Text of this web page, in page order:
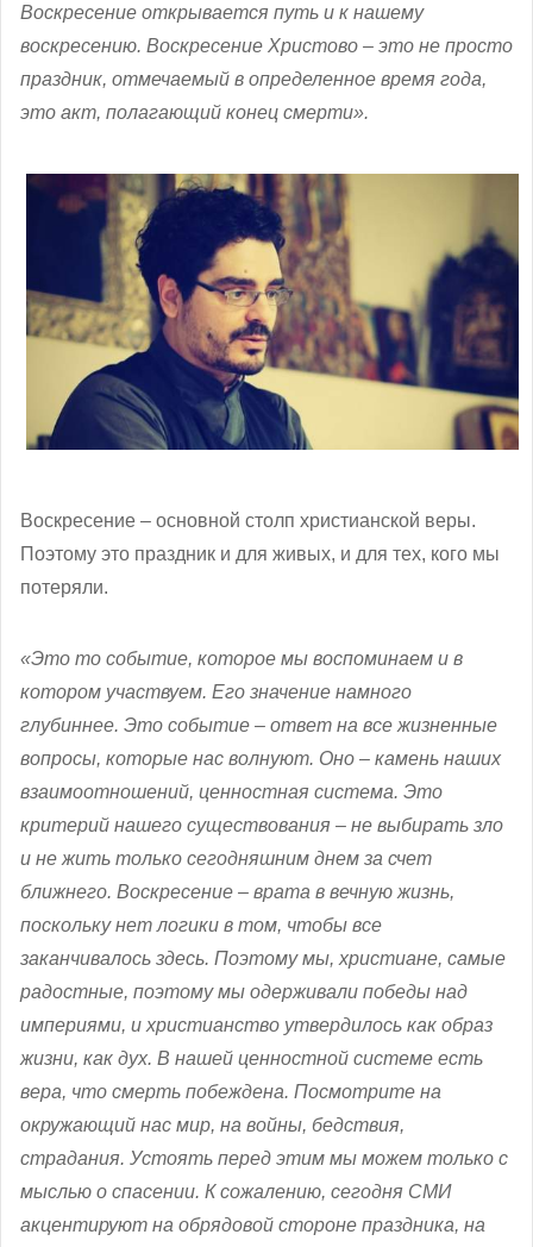
Воскресение открывается путь и к нашему
воскресению. Воскресение Христово – это не просто
праздник, отмечаемый в определенное время года,
это акт, полагающий конец смерти».
Воскресение – основной столп христианской веры.
Поэтому это праздник и для живых, и для тех, кого мы
потеряли.
«Это то событие, которое мы воспоминаем и в
котором участвуем. Его значение намного
глубиннее. Это событие – ответ на все жизненные
вопросы, которые нас волнуют. Оно – камень наших
взаимоотношений, ценностная система. Это
критерий нашего существования – не выбирать зло
и не жить только сегодняшним днем за счет
ближнего. Воскресение – врата в вечную жизнь,
поскольку нет логики в том, чтобы все
заканчивалось здесь. Поэтому мы, христиане, самые
радостные, поэтому мы одерживали победы над
империями, и христианство утвердилось как образ
жизни, как дух. В нашей ценностной системе есть
вера, что смерть побеждена. Посмотрите на
окружающий нас мир, на войны, бедствия,
страдания. Устоять перед этим мы можем только с
мыслью о спасении. К сожалению, сегодня СМИ
акцентируют на обрядовой стороне праздника, на